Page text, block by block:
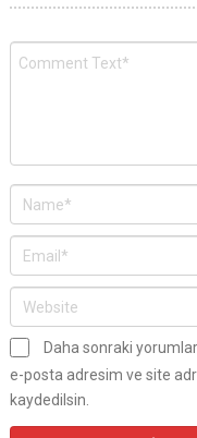
Daha sonraki
e-posta adresim ve site
kaydedilsin.